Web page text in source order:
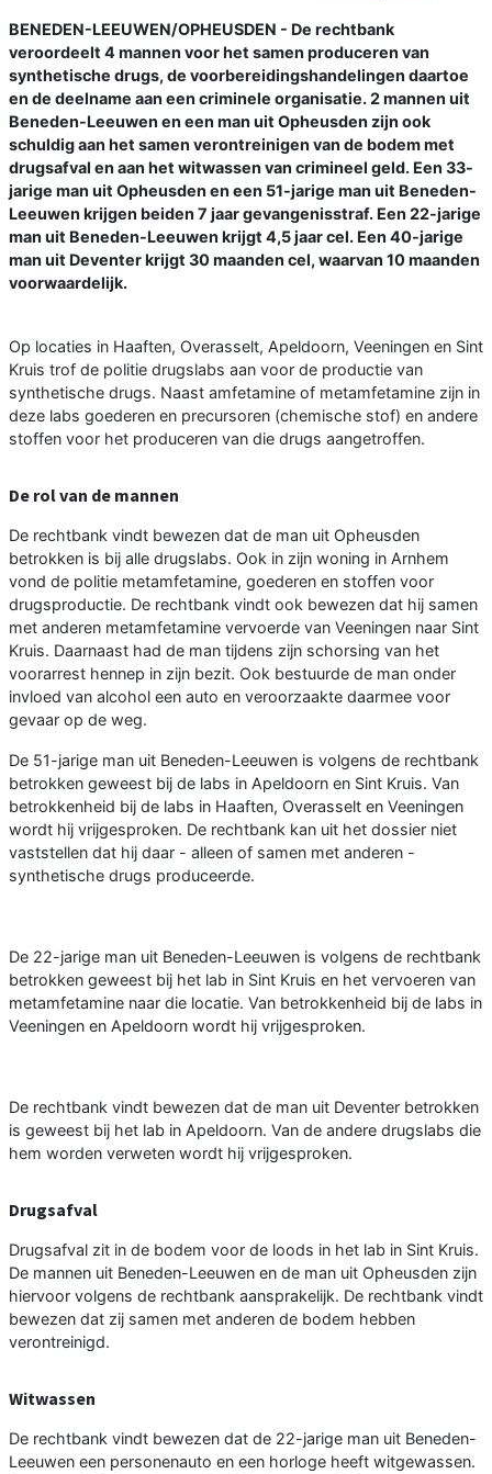
BENEDEN-LEEUWEN/OPHEUSDEN - De rechtbank
veroordeelt 4 mannen voor het samen produceren van
synthetische drugs, de voorbereidingshandelingen daartoe
en de deelname aan een criminele organisatie. 2 mannen uit
Beneden-Leeuwen en een man uit Opheusden zijn ook
schuldig aan het samen verontreinigen van de bodem met
drugsafval en aan het witwassen van crimineel geld. Een 33-
jarige man uit Opheusden en een 51-jarige man uit Beneden-
Leeuwen krijgen beiden 7 jaar gevangenisstraf. Een 22-jarige
man uit Beneden-Leeuwen krijgt 4,5 jaar cel. Een 40-jarige
man uit Deventer krijgt 30 maanden cel, waarvan 10 maanden
voorwaardelijk.
Op locaties in Haaften, Overasselt, Apeldoorn, Veeningen en Sint
Kruis trof de politie drugslabs aan voor de productie van
synthetische drugs. Naast amfetamine of metamfetamine zijn in
deze labs goederen en precursoren (chemische stof) en andere
stoffen voor het produceren van die drugs aangetroffen.
De rol van de mannen
De rechtbank vindt bewezen dat de man uit Opheusden
betrokken is bij alle drugslabs. Ook in zijn woning in Arnhem
vond de politie metamfetamine, goederen en stoffen voor
drugsproductie. De rechtbank vindt ook bewezen dat hij samen
met anderen metamfetamine vervoerde van Veeningen naar Sint
Kruis. Daarnaast had de man tijdens zijn schorsing van het
voorarrest hennep in zijn bezit. Ook bestuurde de man onder
invloed van alcohol een auto en veroorzaakte daarmee voor
gevaar op de weg.
De 51-jarige man uit Beneden-Leeuwen is volgens de rechtbank
betrokken geweest bij de labs in Apeldoorn en Sint Kruis. Van
betrokkenheid bij de labs in Haaften, Overasselt en Veeningen
wordt hij vrijgesproken. De rechtbank kan uit het dossier niet
vaststellen dat hij daar - alleen of samen met anderen -
synthetische drugs produceerde.
De 22-jarige man uit Beneden-Leeuwen is volgens de rechtbank
betrokken geweest bij het lab in Sint Kruis en het vervoeren van
metamfetamine naar die locatie. Van betrokkenheid bij de labs in
Veeningen en Apeldoorn wordt hij vrijgesproken.
De rechtbank vindt bewezen dat de man uit Deventer betrokken
is geweest bij het lab in Apeldoorn. Van de andere drugslabs die
hem worden verweten wordt hij vrijgesproken.
Drugsafval
Drugsafval zit in de bodem voor de loods in het lab in Sint Kruis.
De mannen uit Beneden-Leeuwen en de man uit Opheusden zijn
hiervoor volgens de rechtbank aansprakelijk. De rechtbank vindt
bewezen dat zij samen met anderen de bodem hebben
verontreinigd.
Witwassen
De rechtbank vindt bewezen dat de 22-jarige man uit Beneden-
Leeuwen een personenauto en een horloge heeft witgewassen.